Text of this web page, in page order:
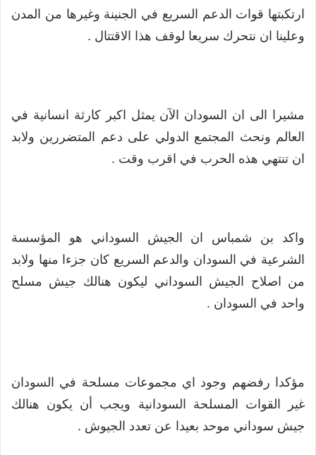
ارتكبتها قوات الدعم السريع في الجنينة وغيرها من المدن
وعلينا ان نتحرك سريعا لوقف هذا الاقتتال .
مشيرا الى ان السودان الآن يمثل اكبر كارثة انسانية في
العالم ونحث المجتمع الدولي على دعم المتضررين ولابد
ان تنتهي هذه الحرب في اقرب وقت .
واكد بن شمباس ان الجيش السوداني هو المؤسسة
الشرعية في السودان والدعم السريع كان جزءا منها ولابد
من اصلاح الجيش السوداني ليكون هنالك جيش مسلح
واحد في السودان .
مؤكدا رفضهم وجود اي مجموعات مسلحة في السودان
غير القوات المسلحة السودانية ويجب أن يكون هنالك
جيش سوداني موحد بعيدا عن تعدد الجيوش .